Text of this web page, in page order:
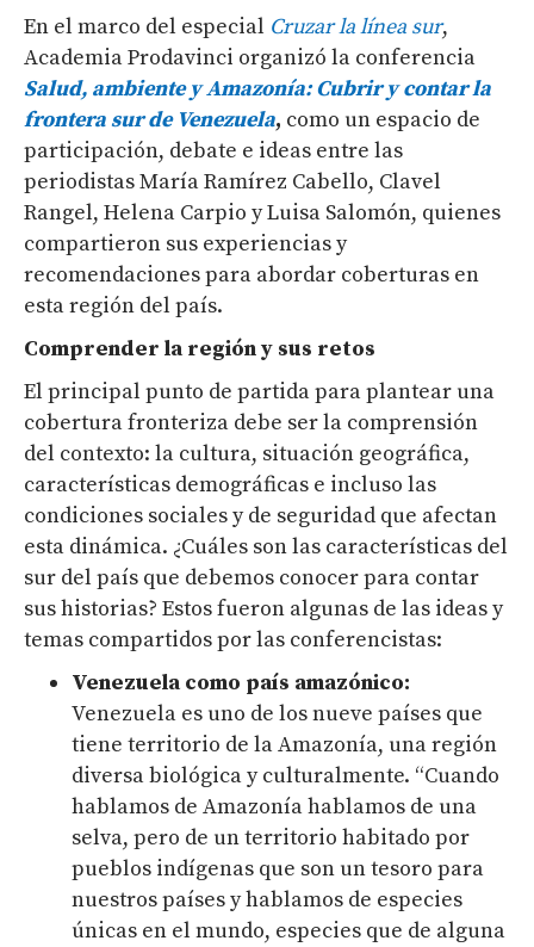
En el marco del especial Cruzar la línea sur,
Academia Prodavinci organizó la conferencia
Salud, ambiente y Amazonía: Cubrir y contar la
frontera sur de Venezuela, como un espacio de
participación, debate e ideas entre las
periodistas María Ramírez Cabello, Clavel
Rangel, Helena Carpio y Luisa Salomón, quienes
compartieron sus experiencias y
recomendaciones para abordar coberturas en
esta región del país.
Comprender la región y sus retos
El principal punto de partida para plantear una
cobertura fronteriza debe ser la comprensión
del contexto: la cultura, situación geográfica,
características demográficas e incluso las
condiciones sociales y de seguridad que afectan
esta dinámica. ¿Cuáles son las características del
sur del país que debemos conocer para contar
sus historias? Estos fueron algunas de las ideas y
temas compartidos por las conferencistas:
Venezuela como país amazónico:
Venezuela es uno de los nueve países que
tiene territorio de la Amazonía, una región
diversa biológica y culturalmente. “Cuando
hablamos de Amazonía hablamos de una
selva, pero de un territorio habitado por
pueblos indígenas que son un tesoro para
nuestros países y hablamos de especies
únicas en el mundo, especies que de alguna